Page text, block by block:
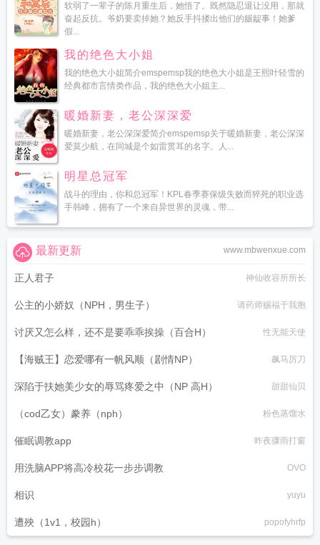
软弱了一辈子的陈月重生后，她悟了。既然隐忍退让没用，那就
奋起反抗。爷奶要卖掉她？她反手抖搂出他们的龌龊事！她爹
假...
我的绝色大小姐
我的绝色大小姐简介emspemsp我的绝色大小姐是王熙叶轻雪的
经典都市言情类作品，我的绝色大小姐主...
暖婚新妻，老公深深爱
暖婚新妻，老公深深爱简介emspemsp关于暖婚新妻，老公深深
爱莫少航，在同城是个如雷贯耳的名字。人...
明星总冠军
战斗的理由，你和总冠军！KPL春季赛保级失败而猝死的职业选
手韩峰，拥有了一个来自异世界的灵魂，带...
www.mbwenxue.com
最新更新
正人君子 神仙收容所所长
公主的小娇奴（NPH，男生子） 请药师赐福于我胞
讨厌又怎么样，还不是要乖乖挨操（百合H） 性无能天使
【海贼王】恋爱哪有一帆风顺（剧情NP） 飙马厉刀
深陷于扶她美少女的辱骂疼爱之中（NP 高H） 甜甜仙贝
（cod乙女）豢养（nph） 粉色蒸馏水
催眠调教app 昨夜骤雨打窗
用洗脑APP将高冷校花一步步调教 OVO
相识 yuyu
遭殃（1v1，校园h） popofyhrfp